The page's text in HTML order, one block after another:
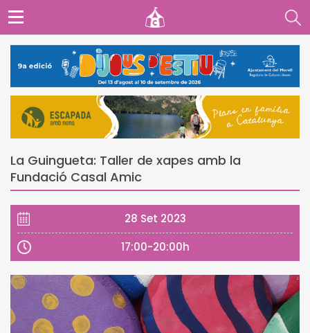
La Guingueta: Taller de xapes amb la
Fundació Casal Amic
28 Set 2023
17:00-20:00h